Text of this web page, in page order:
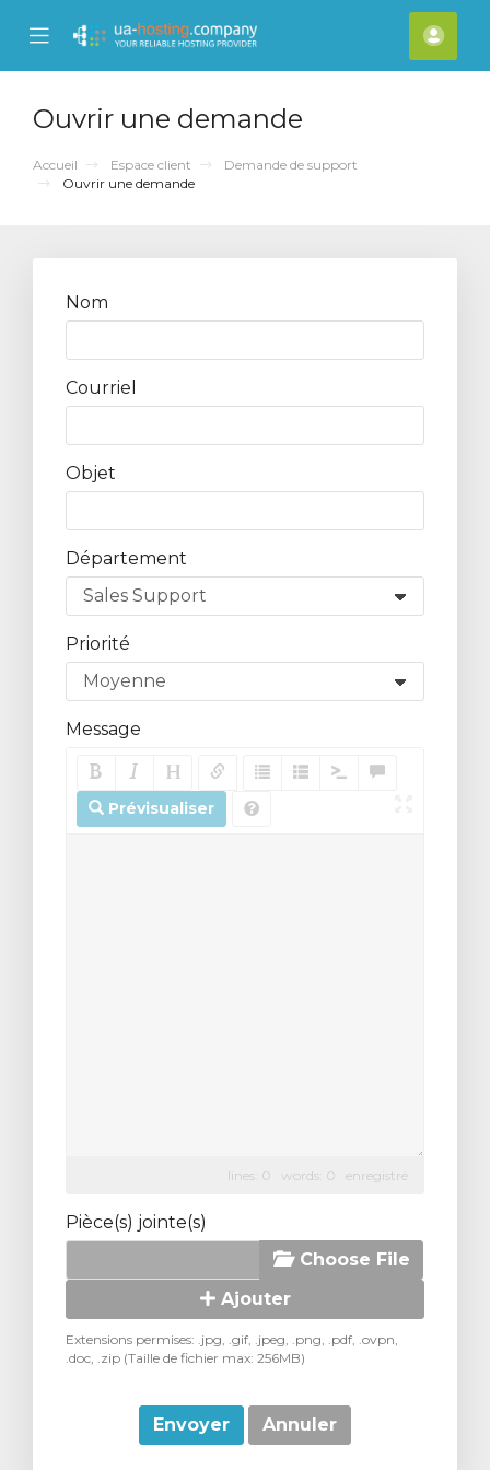
Mobile
Menu
Ouvrir une demande
Accueil Espace client
Demande de support
Ouvrir une demande
Nom
Courriel
Objet
Département
Priorité
Message
Prévisualiser
lines: 0 words: 0 enregistré
Pièce(s) jointe(s)
Choose File
Ajouter
Extensions permises: .jpg, .gif, .jpeg, .png, .pdf, .ovpn,
.doc, .zip (Taille de fichier max: 256MB)
Annuler